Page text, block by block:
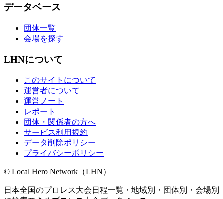
データベース
団体一覧
会場を探す
LHNについて
このサイトについて
運営者について
運営ノート
レポート
団体・関係者の方へ
サービス利用規約
データ削除ポリシー
プライバシーポリシー
© Local Hero Network（LHN）
日本全国のプロレス大会日程一覧・地域別・団体別・会場別